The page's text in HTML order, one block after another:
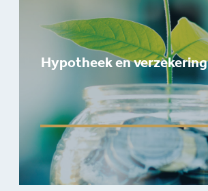
Hypotheek en verzekering